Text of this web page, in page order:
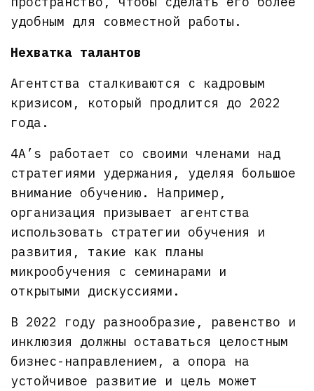
удобным для совместной работы.
Нехватка талантов
Агентства сталкиваются с кадровым
кризисом, который продлится до 2022
года.
4A’s работает со своими членами над
стратегиями удержания, уделяя большое
внимание обучению. Например,
организация призывает агентства
использовать стратегии обучения и
развития, такие как планы
микрообучения с семинарами и
открытыми дискуссиями.
В 2022 году разнообразие, равенство и
инклюзия должны оставаться целостным
бизнес-направлением, а опора на
устойчивое развитие и цель может